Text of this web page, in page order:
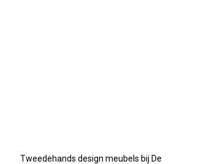
Tweedehands design meubels bij De